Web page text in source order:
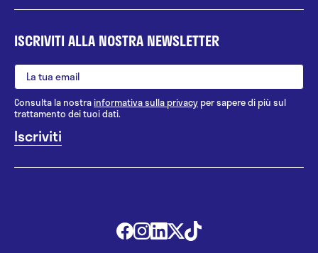
ISCRIVITI ALLA NOSTRA NEWSLETTER
Consulta la nostrainformativa sulla privacy per sapere di più sul
trattamento dei tuoi dati.